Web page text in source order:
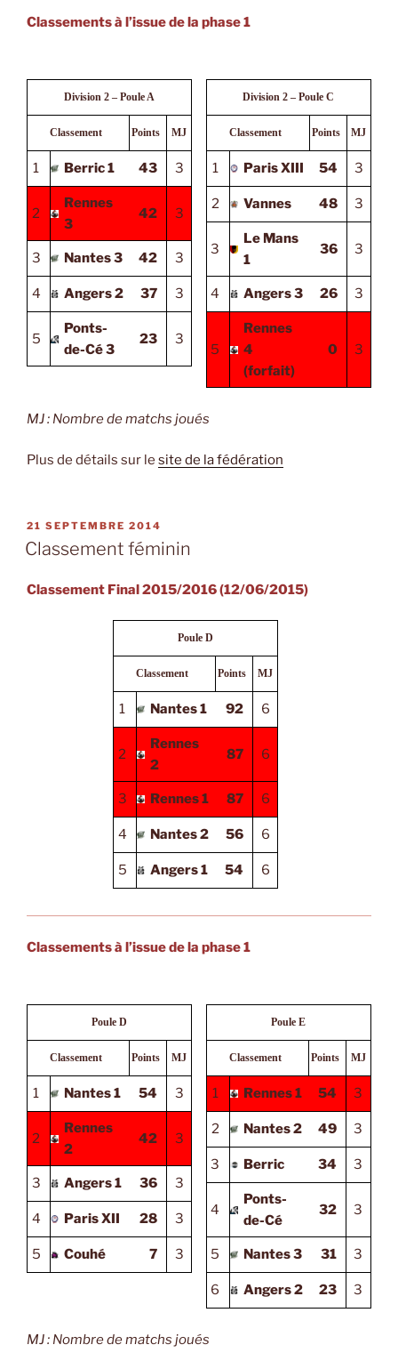
Classements à l’issue de la phase 1
Division 2 – Poule A
Classement Points MJ
1 Berric 1 43 3
2
Rennes
3
42 3
3 Nantes 3 42 3
4 Angers 2 37 3
5
Ponts-
de-Cé 3
23 3
Division 2 – Poule C
Classement Points MJ
1 Paris XIII 54 3
2 Vannes 48 3
3
Le Mans
1
36 3
4 Angers 3 26 3
5
Rennes
4
(forfait)
0 3
MJ : Nombre de matchs joués
Plus de détails sur le site de la fédération
PUBLIÉ
LE
21 SEPTEMBRE 2014
Classement féminin
Classement Final 2015/2016 (12/06/2015)
Poule D
Classement Points MJ
1 Nantes 1 92 6
2
Rennes
2
87 6
3 Rennes 1 87 6
4 Nantes 2 56 6
5 Angers 1 54 6
Classements à l’issue de la phase 1
Poule D
Classement Points MJ
1 Nantes 1 54 3
2
Rennes
2
42 3
3 Angers 1 36 3
4 Paris XII 28 3
5 Couhé 7 3
Poule E
Classement Points MJ
1 Rennes 1 54 3
2 Nantes 2 49 3
3 Berric 34 3
4
Ponts-
de-Cé
32 3
5 Nantes 3 31 3
6 Angers 2 23 3
MJ : Nombre de matchs joués